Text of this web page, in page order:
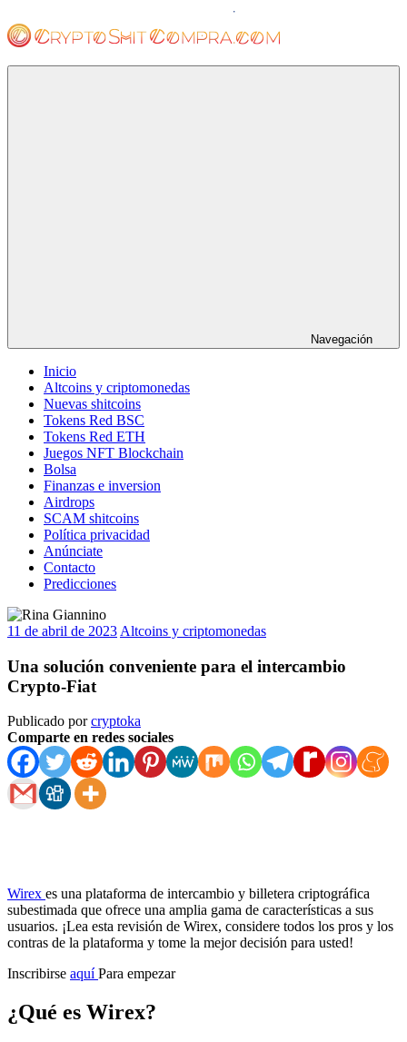
al
contenido
Navegación
Inicio
Altcoins y criptomonedas
Nuevas shitcoins
Tokens Red BSC
Tokens Red ETH
Juegos NFT Blockchain
Bolsa
Finanzas e inversion
Airdrops
SCAM shitcoins
Política privacidad
Anúnciate
Contacto
Predicciones
11 de abril de 2023 Altcoins y criptomonedas
Una solución conveniente para el intercambio
Crypto-Fiat
Publicado porcryptoka
Comparte en redes sociales
Wirex es una plataforma de intercambio y billetera criptográfica
subestimada que ofrece una amplia gama de características a sus
usuarios. ¡Lea esta revisión de Wirex, considere todos los pros y los
contras de la plataforma y tome la mejor decisión para usted!
Inscribirse aquíPara empezar
¿Qué es Wirex?